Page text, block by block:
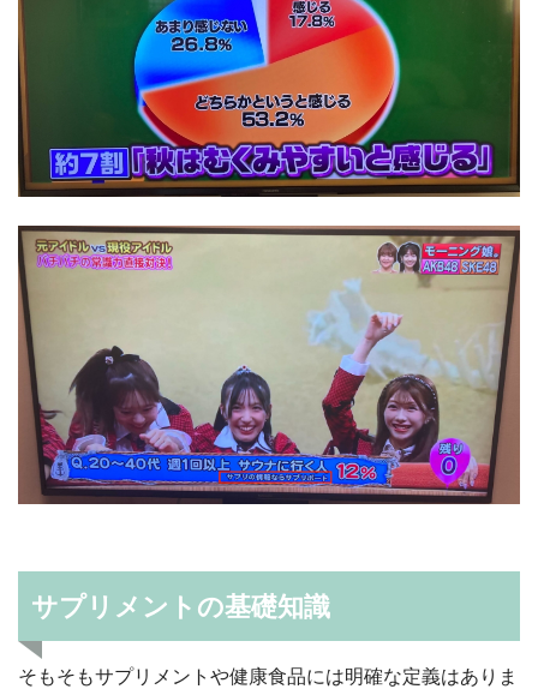
サプリメントの基礎知識
そもそもサプリメントや健康食品には明確な定義はありま